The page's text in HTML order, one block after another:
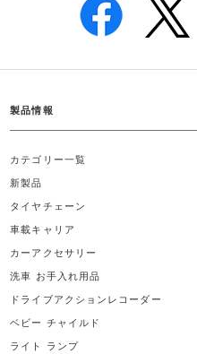
製品情報
カテゴリー一覧
新製品
タイヤチェーン
車載キャリア
カーアクセサリー
洗車 お手入れ用品
ドライブアクションレコーダー
ベビー チャイルド
ライト ランプ